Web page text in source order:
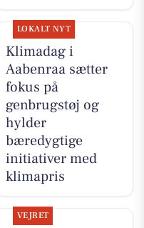
LOKALT NYT
Klimadag i
Aabenraa sætter
fokus på
genbrugstøj og
hylder
bæredygtige
initiativer med
klimapris
VEJRET